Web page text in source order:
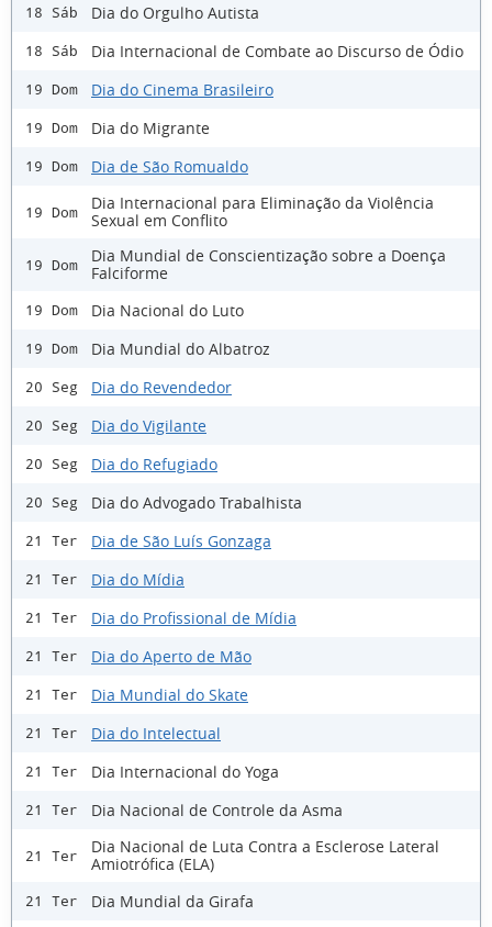
18 Sáb Dia do Orgulho Autista
18 Sáb Dia Internacional de Combate ao Discurso de Ódio
19 Dom Dia do Cinema Brasileiro
19 Dom Dia do Migrante
19 Dom Dia de São Romualdo
19 Dom
Dia Internacional para Eliminação da Violência
Sexual em Conflito
19 Dom
Dia Mundial de Conscientização sobre a Doença
Falciforme
19 Dom Dia Nacional do Luto
19 Dom Dia Mundial do Albatroz
20 Seg Dia do Revendedor
20 Seg Dia do Vigilante
20 Seg Dia do Refugiado
20 Seg Dia do Advogado Trabalhista
21 Ter Dia de São Luís Gonzaga
21 Ter Dia do Mídia
21 Ter Dia do Profissional de Mídia
21 Ter Dia do Aperto de Mão
21 Ter Dia Mundial do Skate
21 Ter Dia do Intelectual
21 Ter Dia Internacional do Yoga
21 Ter Dia Nacional de Controle da Asma
21 Ter
Dia Nacional de Luta Contra a Esclerose Lateral
Amiotrófica (ELA)
21 Ter Dia Mundial da Girafa